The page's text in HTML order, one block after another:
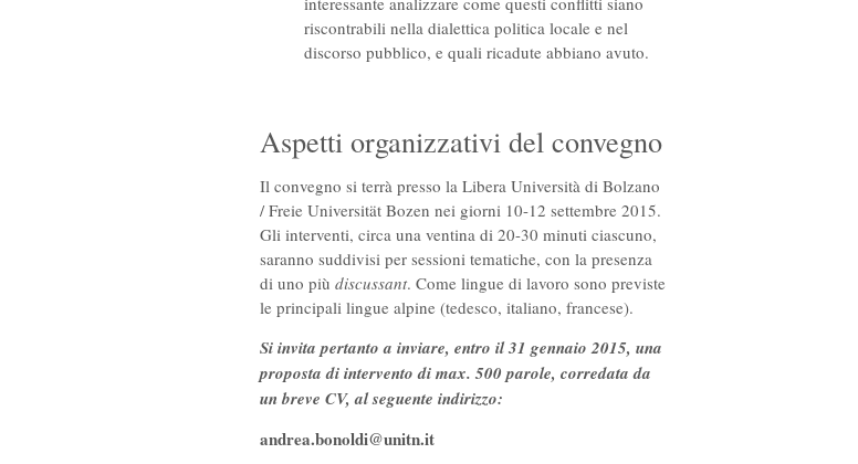
riscontrabili nella dialettica politica locale e nel
discorso pubblico, e quali ricadute abbiano avuto.
Aspetti organizzativi del convegno
Il convegno si terrà presso la Libera Università di Bolzano
/ Freie Universität Bozen nei giorni 10-12 settembre 2015.
Gli interventi, circa una ventina di 20-30 minuti ciascuno,
saranno suddivisi per sessioni tematiche, con la presenza
di uno più discussant. Come lingue di lavoro sono previste
le principali lingue alpine (tedesco, italiano, francese).
Si invita pertanto a inviare, entro il 31 gennaio 2015, una
proposta di intervento di max. 500 parole, corredata da
un breve CV, al seguente indirizzo:
andrea.bonoldi@unitn.it